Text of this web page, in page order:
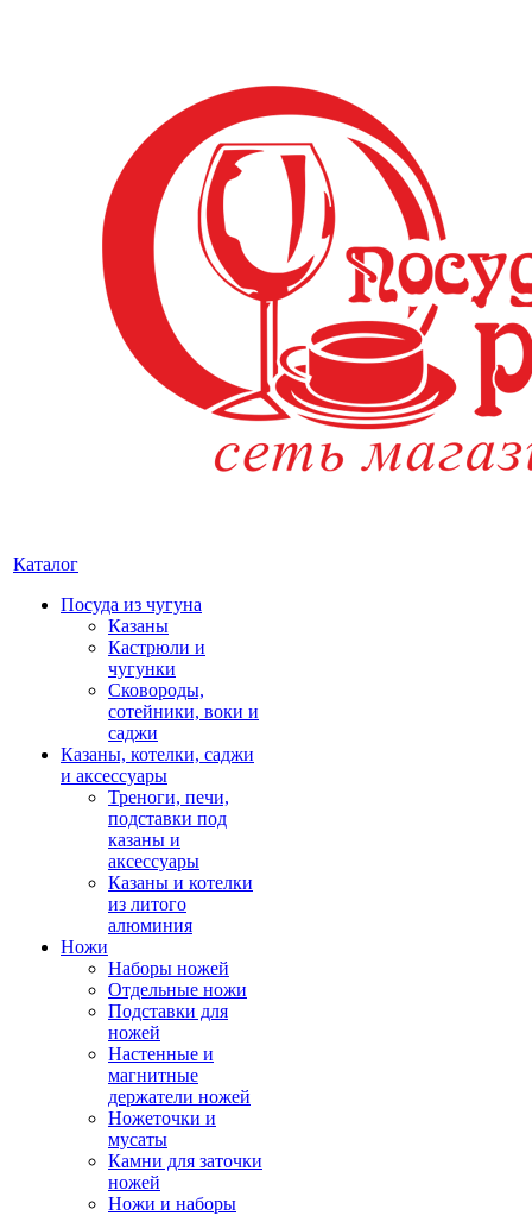
Каталог
Посуда из чугуна
Казаны
Кастрюли и
чугунки
Сковороды,
сотейники, воки и
саджи
Казаны, котелки, саджи
и аксессуары
Треноги, печи,
подставки под
казаны и
аксессуары
Казаны и котелки
из литого
алюминия
Ножи
Наборы ножей
Отдельные ножи
Подставки для
ножей
Настенные и
магнитные
держатели ножей
Ножеточки и
мусаты
Камни для заточки
ножей
Ножи и наборы